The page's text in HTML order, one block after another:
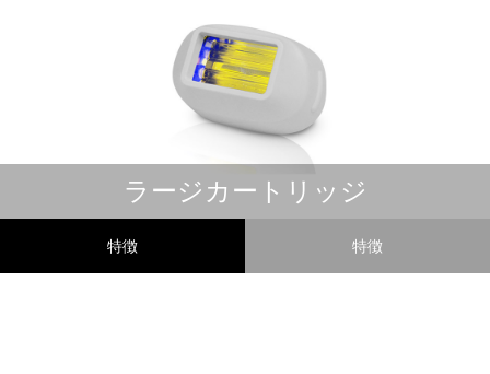
ラージカートリッジ
特徴 特徴